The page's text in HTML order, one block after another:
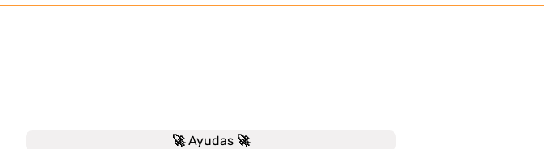
🚀 Ayudas 🚀